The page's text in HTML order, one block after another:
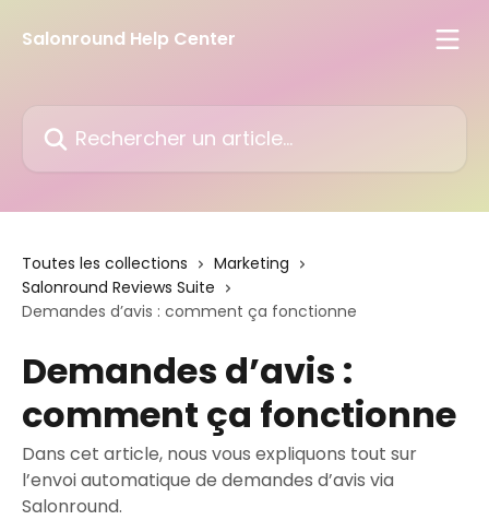
Salonround Help Center
Toutes les collections
Marketing
Salonround Reviews Suite
Demandes d’avis : comment ça fonctionne
Demandes d’avis :
comment ça fonctionne
Dans cet article, nous vous expliquons tout sur
l’envoi automatique de demandes d’avis via
Salonround.